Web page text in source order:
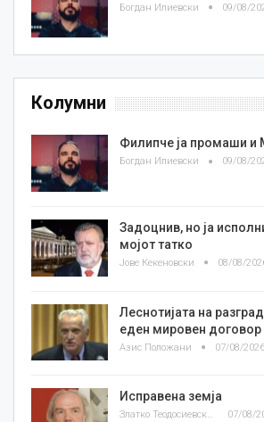
Богдан Илиевски 09/08/
Колумни
Филипче ја промаши и
Богдан Илиевски 09/08/
Задоцнив, но ја
мојот татко
Јове Кекеновски 08/08/
Леснотијата на
еден мировен договор
Азис Положани 07/08/2026
Исправена земја
Златко Теодосиевски 07/08/